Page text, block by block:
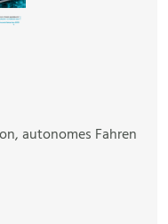
autonomes Fahren